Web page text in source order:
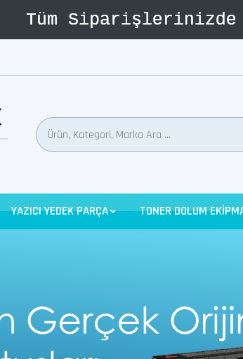
YAZICI YEDEK PARÇA TONER DOLUM